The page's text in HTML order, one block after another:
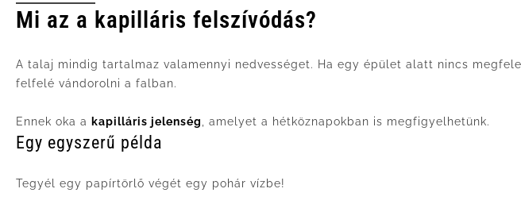
Mi az a kapilláris felszívódás?
A talaj mindig tartalmaz valamennyi nedvességet. Ha egy épület alatt nincs
felfelé vándorolni a falban.
Ennek oka a kapilláris jelenség , amelyet a hétköznapokban is megfigyelhetünk.
Egy egyszerű példa
Tegyél egy papírtörlő végét egy pohár vízbe!